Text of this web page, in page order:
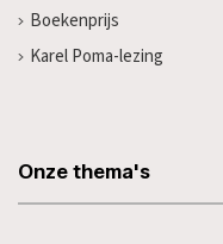
Boekenprijs
Karel Poma-lezing
Onze thema's